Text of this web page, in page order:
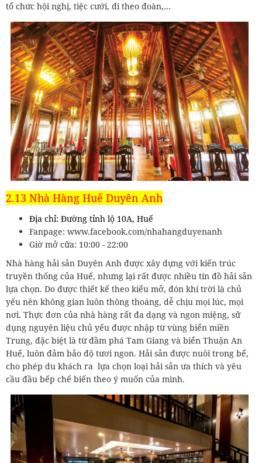
tổ chức hội nghị, tiệc cưới, đi theo đoàn,…
2.13 Nhà Hàng Huế Duyên Anh
Địa chỉ: Đường tỉnh lộ 10A, Huế
Fanpage: www.facebook.com/nhahangduyenanh
Giờ mở cửa: 10:00 - 22:00
Nhà hàng hải sản Duyên Anh được xây dựng với kiến trúc
truyền thống của Huế, nhưng lại rất được nhiều tín đồ hải sản
lựa chọn. Do được thiết kế theo kiểu mở, đón khí trời là chủ
yếu nên không gian luôn thông thoáng, dễ chịu mọi lúc, mọi
nơi. Thực đơn của nhà hàng rất đa dạng và ngon miệng, sử
dụng nguyên liệu chủ yếu được nhập từ vùng biển miền
Trung, đặc biệt là từ đầm phá Tam Giang và biển Thuận An
Huế, luôn đảm bảo độ tươi ngon. Hải sản được nuôi trong bể,
cho phép du khách ra lựa chọn loại hải sản ưa thích và yêu
cầu đầu bếp chế biến theo ý muốn của mình.